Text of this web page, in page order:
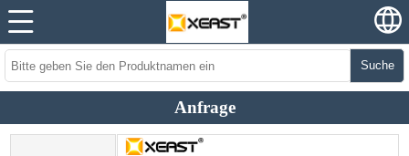
Suche
Anfrage